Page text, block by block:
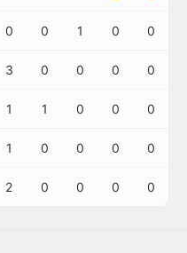
0 0 1 0 0
3 0 0 0 0
1 1 0 0 0
1 0 0 0 0
2 0 0 0 0